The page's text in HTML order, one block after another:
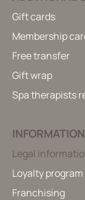
Gift cards
Membership
Free transfer
Gift wrap
Spa therapists
INFORMATION
Legal
Loyalty program
Franchising